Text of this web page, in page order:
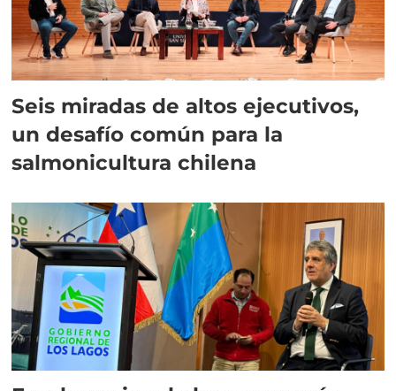
Seis miradas de altos ejecutivos,
un desafío común para la
salmonicultura chilena